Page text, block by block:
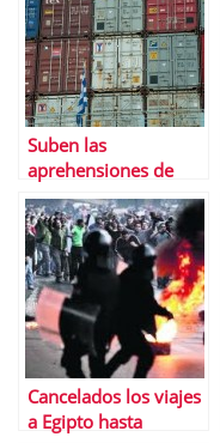
Suben las
aprehensiones de
falsificaciones
Cancelados los viajes
a Egipto hasta